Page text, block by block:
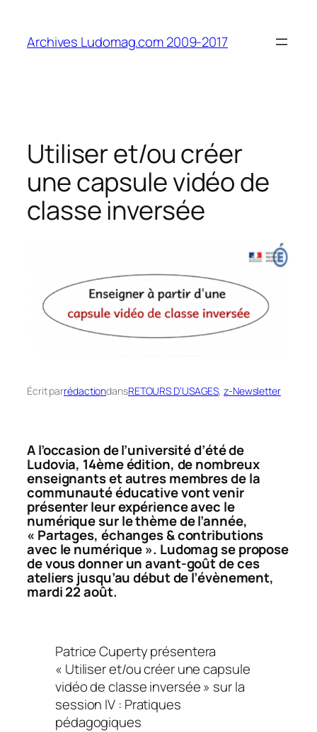
contenu
Archives Ludomag.com 2009-2017
Utiliser et/ou créer
une capsule vidéo de
classe inversée
Écrit parrédactiondansRETOURS D’USAGES, z-Newsletter
A l’occasion de l’université d’été de
Ludovia, 14ème édition, de nombreux
enseignants et autres membres de la
communauté éducative vont venir
présenter leur expérience avec le
numérique sur le thème de l’année,
« Partages, échanges & contributions
avec le numérique ». Ludomag se propose
de vous donner un avant-goût de ces
ateliers jusqu’au début de l’évènement,
mardi 22 août.
Patrice Cuperty présentera
« Utiliser et/ou créer une capsule
vidéo de classe inversée » sur la
session IV : Pratiques
pédagogiques